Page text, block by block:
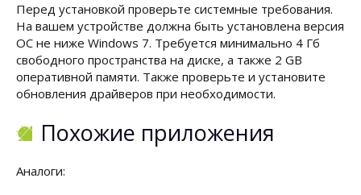
Перед установкой проверьте системные требования.
На вашем устройстве должна быть установлена версия
ОС не ниже Windows 7. Требуется минимально 4 Гб
свободного пространства на диске, а также 2 GB
оперативной памяти. Также проверьте и установите
обновления драйверов при необходимости.
Похожие приложения
Аналоги: